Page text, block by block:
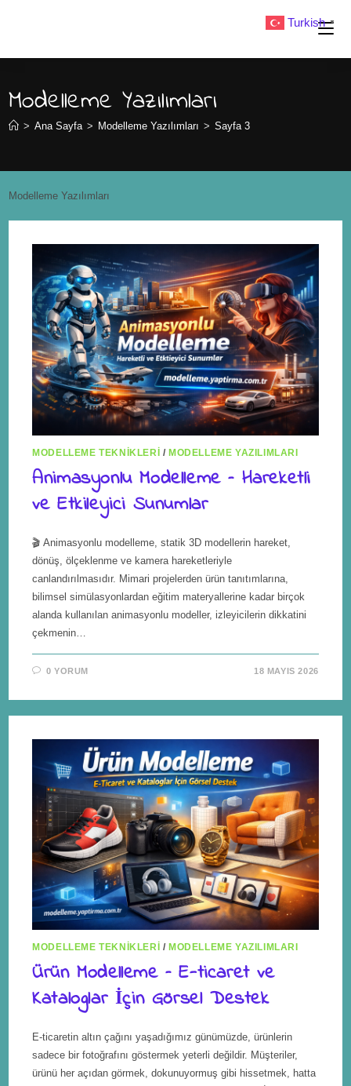
Modelleme Yazılımları
> Ana Sayfa > Modelleme Yazılımları > Sayfa 3
Modelleme Yazılımları
MODELLEME TEKNIKLERI /MODELLEME YAZILIMLARI
Animasyonlu Modelleme – Hareketli
ve Etkileyici Sunumlar
🎬 Animasyonlu modelleme, statik 3D modellerin hareket,
dönüş, ölçeklenme ve kamera hareketleriyle
canlandırılmasıdır. Mimari projelerden ürün tanıtımlarına,
bilimsel simülasyonlardan eğitim materyallerine kadar birçok
alanda kullanılan animasyonlu modeller, izleyicilerin dikkatini
çekmenin…
0 YORUM 18 MAYIS 2026
MODELLEME TEKNIKLERI / MODELLEME YAZILIMLARI
Ürün Modelleme – E-ticaret ve
Kataloglar İçin Görsel Destek
E-ticaretin altın çağını yaşadığımız günümüzde, ürünlerin
sadece bir fotoğrafını göstermek yeterli değildir. Müşteriler,
ürünü her açıdan görmek, dokunuyormuş gibi hissetmek, hatta
Turkish ▼